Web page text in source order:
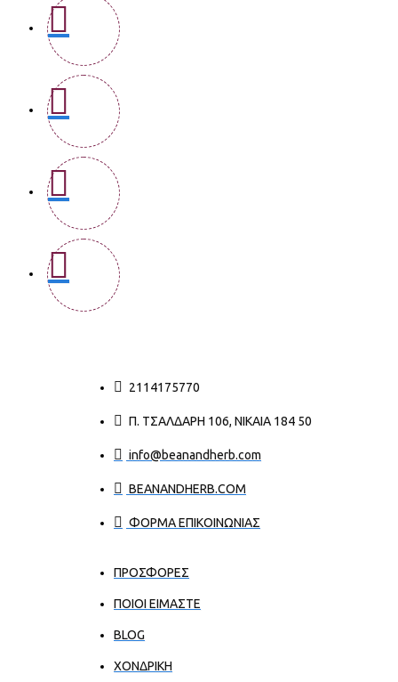
2114175770
Π. ΤΣΑΛΔΆΡΗ 106, ΝΊΚΑΙΑ 184 50
info@beanandherb.com
BEANANDHERB.COM
ΦΟΡΜΑ ΕΠΙΚΟΙΝΩΝΙΑΣ
ΠΡΟΣΦΟΡΕΣ
ΠΟΙΟΙ ΕΊΜΑΣΤΕ
BLOG
ΧΟΝΔΡΙΚΉ